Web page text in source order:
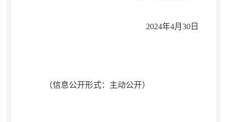
2024年4月30 日
（信息公开形式：主动公开）